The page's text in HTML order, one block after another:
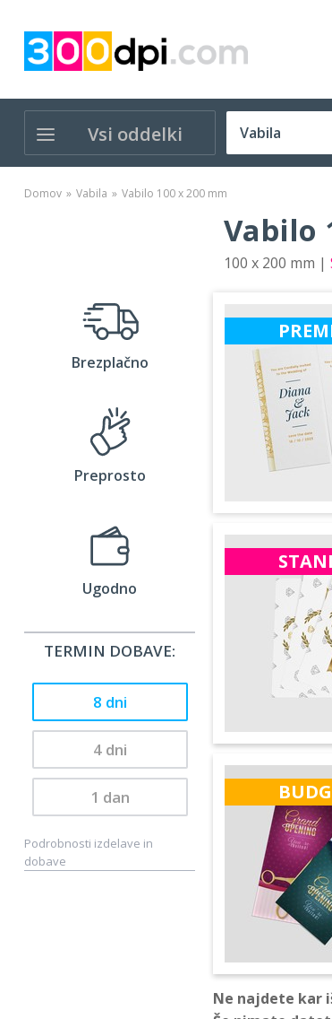
Vsi oddelki
Domov Vabila Vabilo 100 x 200 mm
Brezplačno
Preprosto
Ugodno
TERMIN DOBAVE:
8 dni
4 dni
1 dan
Podrobnosti izdelave in
dobave
Vabilo
100 x 200 mm |
Ne najdete kar